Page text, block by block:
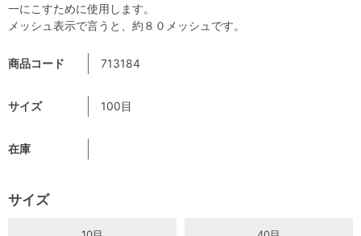
商品コード 713184
サイズ 100目
在庫
サイズ
一にこすために使用します。
メッシュ表示で言うと、約８０メッシュです。